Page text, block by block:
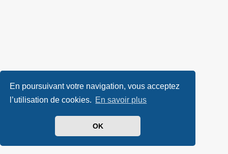
En poursuivant votre navigation, vous acceptez
l’utilisation de cookies. En savoir plus
OK